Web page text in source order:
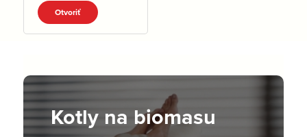
Otvoriť
Kotly na biomasu